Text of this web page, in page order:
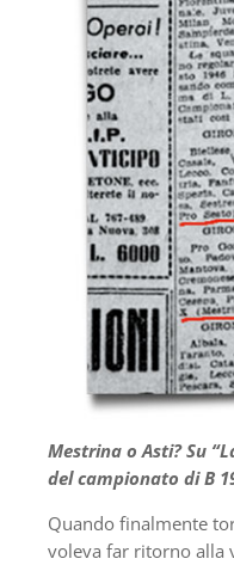
Mestrina o Asti? Su
del campionato di B
Quando finalmente
voleva far ritorno alla